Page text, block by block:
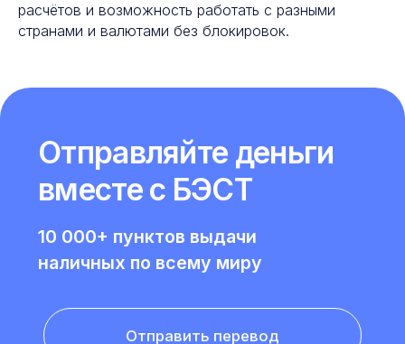
расчётов и возможность работать с разными
странами и валютами без блокировок.